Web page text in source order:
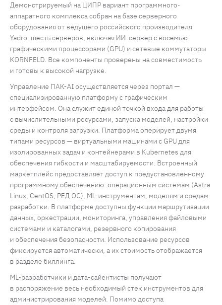
Демонстрируемый на ЦИПР вариант программного-
аппаратного комплекса собран на базе серверного
оборудования от ведущего российского производителя
Yadro: шесть серверов, включая ИИ-сервер с восемью
графическими процессорами (GPU) и сетевые коммутаторы
KORNFELD. Все компоненты проверены на совместимость
и готовы к высокой нагрузке.
Управление ПАК-AI осуществляется через портал —
специализированную платформу с графическим
интерфейсом. Она служит единой точкой входа для работы
с вычислительными ресурсами, запуска моделей, настройки
среды и контроля загрузки. Платформа оперирует двумя
типами ресурсов — виртуальными машинами с GPU для
изолированных задач и контейнерами в Kubernetes для
обеспечения гибкости и масштабируемости. Встроенный
маркетплейс предоставляет доступ к предустановленному
программному обеспечению: операционным системам (Astra
Linux, CentOS, РЕД ОС), ML-инструментам, моделям и средам
разработки. В платформе доступны функции маршрутизации
данных, оркестрации, мониторинга, управления файловыми
системами и каталогами, резервного копирования
и обеспечения безопасности. Использование ресурсов
фиксируется автоматически, а их стоимость отображается
в разделе биллинга.
ML-разработчики и дата-сайентисты получают
в распоряжение весь необходимый стек инструментов для
администрирования моделей. Помимо доступа